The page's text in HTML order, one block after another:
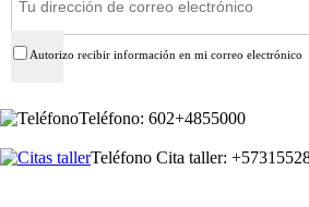
Autorizo recibir información en mi correo electrónico
Teléfono: 602+4855000
Teléfono Cita taller: